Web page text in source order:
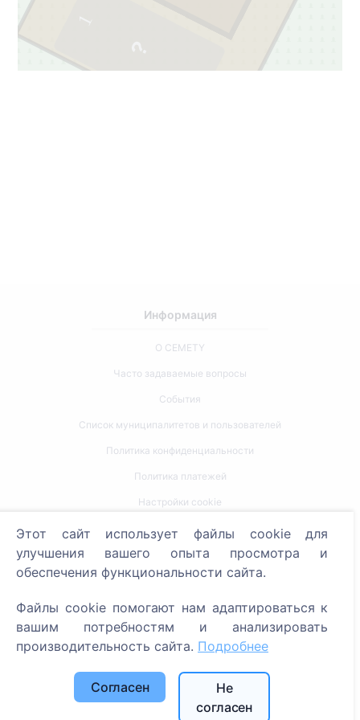
Информация
О CEMETY
Часто задаваемые вопросы
События
Список муниципалитетов и пользователей
Политика конфиденциальности
Политика платежей
Настройки cookie
Поиск
Поиск усопших
Услуги
Контакты
SIA "CEMETY", LV40103618951
Этот сайт использует файлы cookie для
улучшения вашего опыта просмотра и
обеспечения функциональности сайта.
Файлы cookie помогают нам адаптироваться к
вашим потребностям и анализировать
производительность сайта. Подробнее
Согласен
Не
согласен